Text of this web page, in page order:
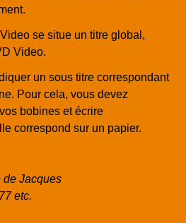
se situe un titre global,
Video.
un sous titre correspondant
Pour cela, vous devez
bobines et écrire
correspond sur un papier.
de Jacques
etc.